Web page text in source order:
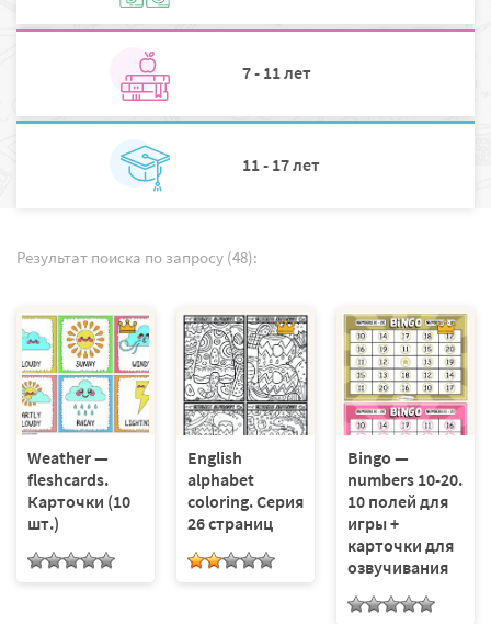
7 - 11 лет
11 - 17 лет
Результат поиска по запросу (48):
Weather —
fleshcards.
Карточки (10
шт.)
English
alphabet
coloring. Серия
26 страниц
Bingo —
numbers 10-20.
10 полей для
игры +
карточки для
озвучивания